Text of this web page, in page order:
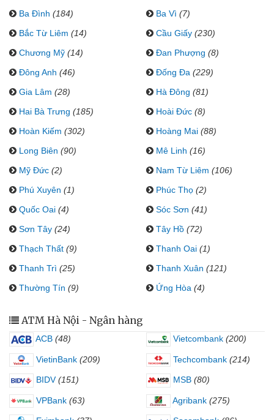
Ba Đình (184) Ba Vì (7)
Bắc Từ Liêm (14) Cầu Giấy (230)
Chương Mỹ (14) Đan Phượng (8)
Đông Anh (46) Đống Đa (229)
Gia Lâm (28) Hà Đông (81)
Hai Bà Trưng (185) Hoài Đức (8)
Hoàn Kiếm (302) Hoàng Mai (88)
Long Biên (90) Mê Linh (16)
Mỹ Đức (2) Nam Từ Liêm (106)
Phú Xuyên (1) Phúc Thọ (2)
Quốc Oai (4) Sóc Sơn (41)
Sơn Tây (24) Tây Hồ (72)
Thạch Thất (9) Thanh Oai (1)
Thanh Trì (25) Thanh Xuân (121)
Thường Tín (9) Ứng Hòa (4)
ATM Hà Nội - Ngân hàng
ACB (48) Vietcombank (200)
VietinBank (209) Techcombank (214)
BIDV (151) MSB (80)
VPBank (63) Agribank (275)